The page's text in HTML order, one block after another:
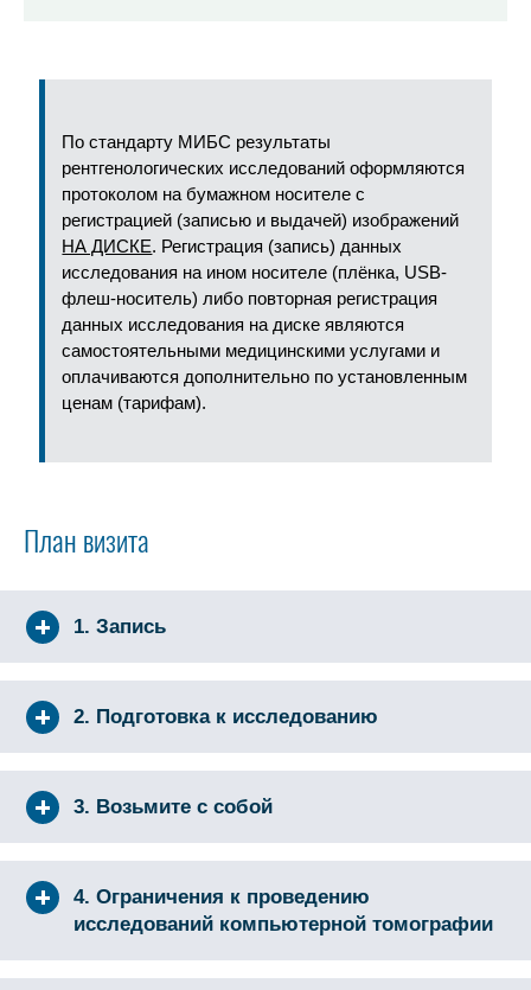
По стандарту МИБС результаты
рентгенологических исследований оформляются
протоколом на бумажном носителе с
регистрацией (записью и выдачей) изображений
НА ДИСКЕ. Регистрация (запись) данных
исследования на ином носителе (плёнка, USB-
флеш-носитель) либо повторная регистрация
данных исследования на диске являются
самостоятельными медицинскими услугами и
оплачиваются дополнительно по установленным
ценам (тарифам).
План визита
1. Запись
2. Подготовка к исследованию
3. Возьмите с собой
4. Ограничения к проведению
исследований компьютерной томографии